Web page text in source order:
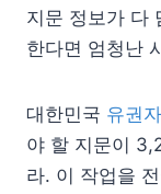
지문 정보가 다
한다면 엄청난
대한민국 유권
야 할 지문이
라. 이 작업을